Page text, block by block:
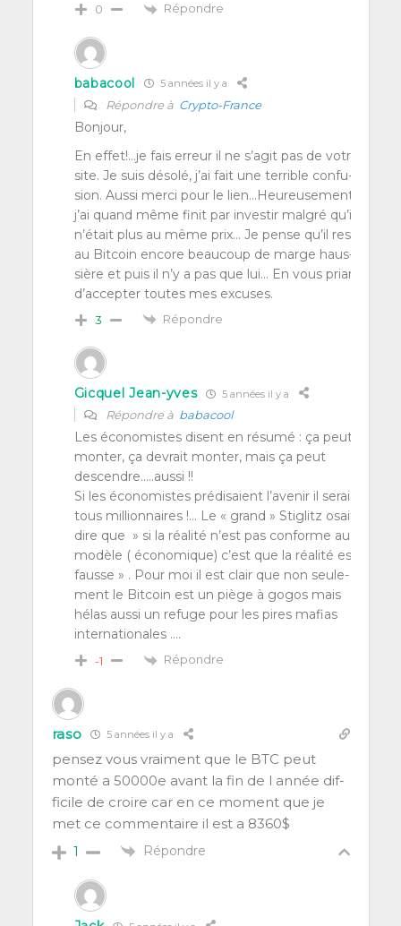
0 Répondre
babacool 5 années il y a
Répondre à Crypto-France
Bon­jour,
En effet!…je fais erreur il ne s’a­git pas de votre
site. Je suis déso­lé, j’ai fait une ter­rible confu­
sion. Aus­si mer­ci pour le lien…Heureusement,
j’ai quand même finit par inves­tir mal­gré qu’il
n’é­tait plus au même prix… Je pense qu’il reste
au Bit­coin encore beau­coup de marge haus­
sière et puis il n’y a pas que lui… En vous priant
d’ac­cep­ter toutes mes excuses.
3 Répondre
Gicquel Jean-yves 5 années il y a
Répondre à babacool
Les éco­no­mistes disent en résu­mé : ça peut
mon­ter, ça devrait mon­ter, mais ça peut
descendre.….aussi !!
Si les éco­no­mistes pré­di­saient l’a­ve­nir il seraient
tous mil­lion­naires !… Le « grand » Sti­glitz osait
dire que » si la réa­li­té n’est pas conforme au
modèle ( éco­no­mique) c’est que la réa­li­té est
fausse » . Pour moi il est clair que non seule­
ment le Bit­coin est un piège à gogos mais
hélas aus­si un refuge pour les pires mafias
internationales .…
-1 Répondre
raso 5 années il y a
pen­sez vous vrai­ment que le BTC peut
mon­té a 50000e avant la fin de l année dif­
fi­cile de croire car en ce moment que je
met ce com­men­taire il est a 8360$
1 Répondre